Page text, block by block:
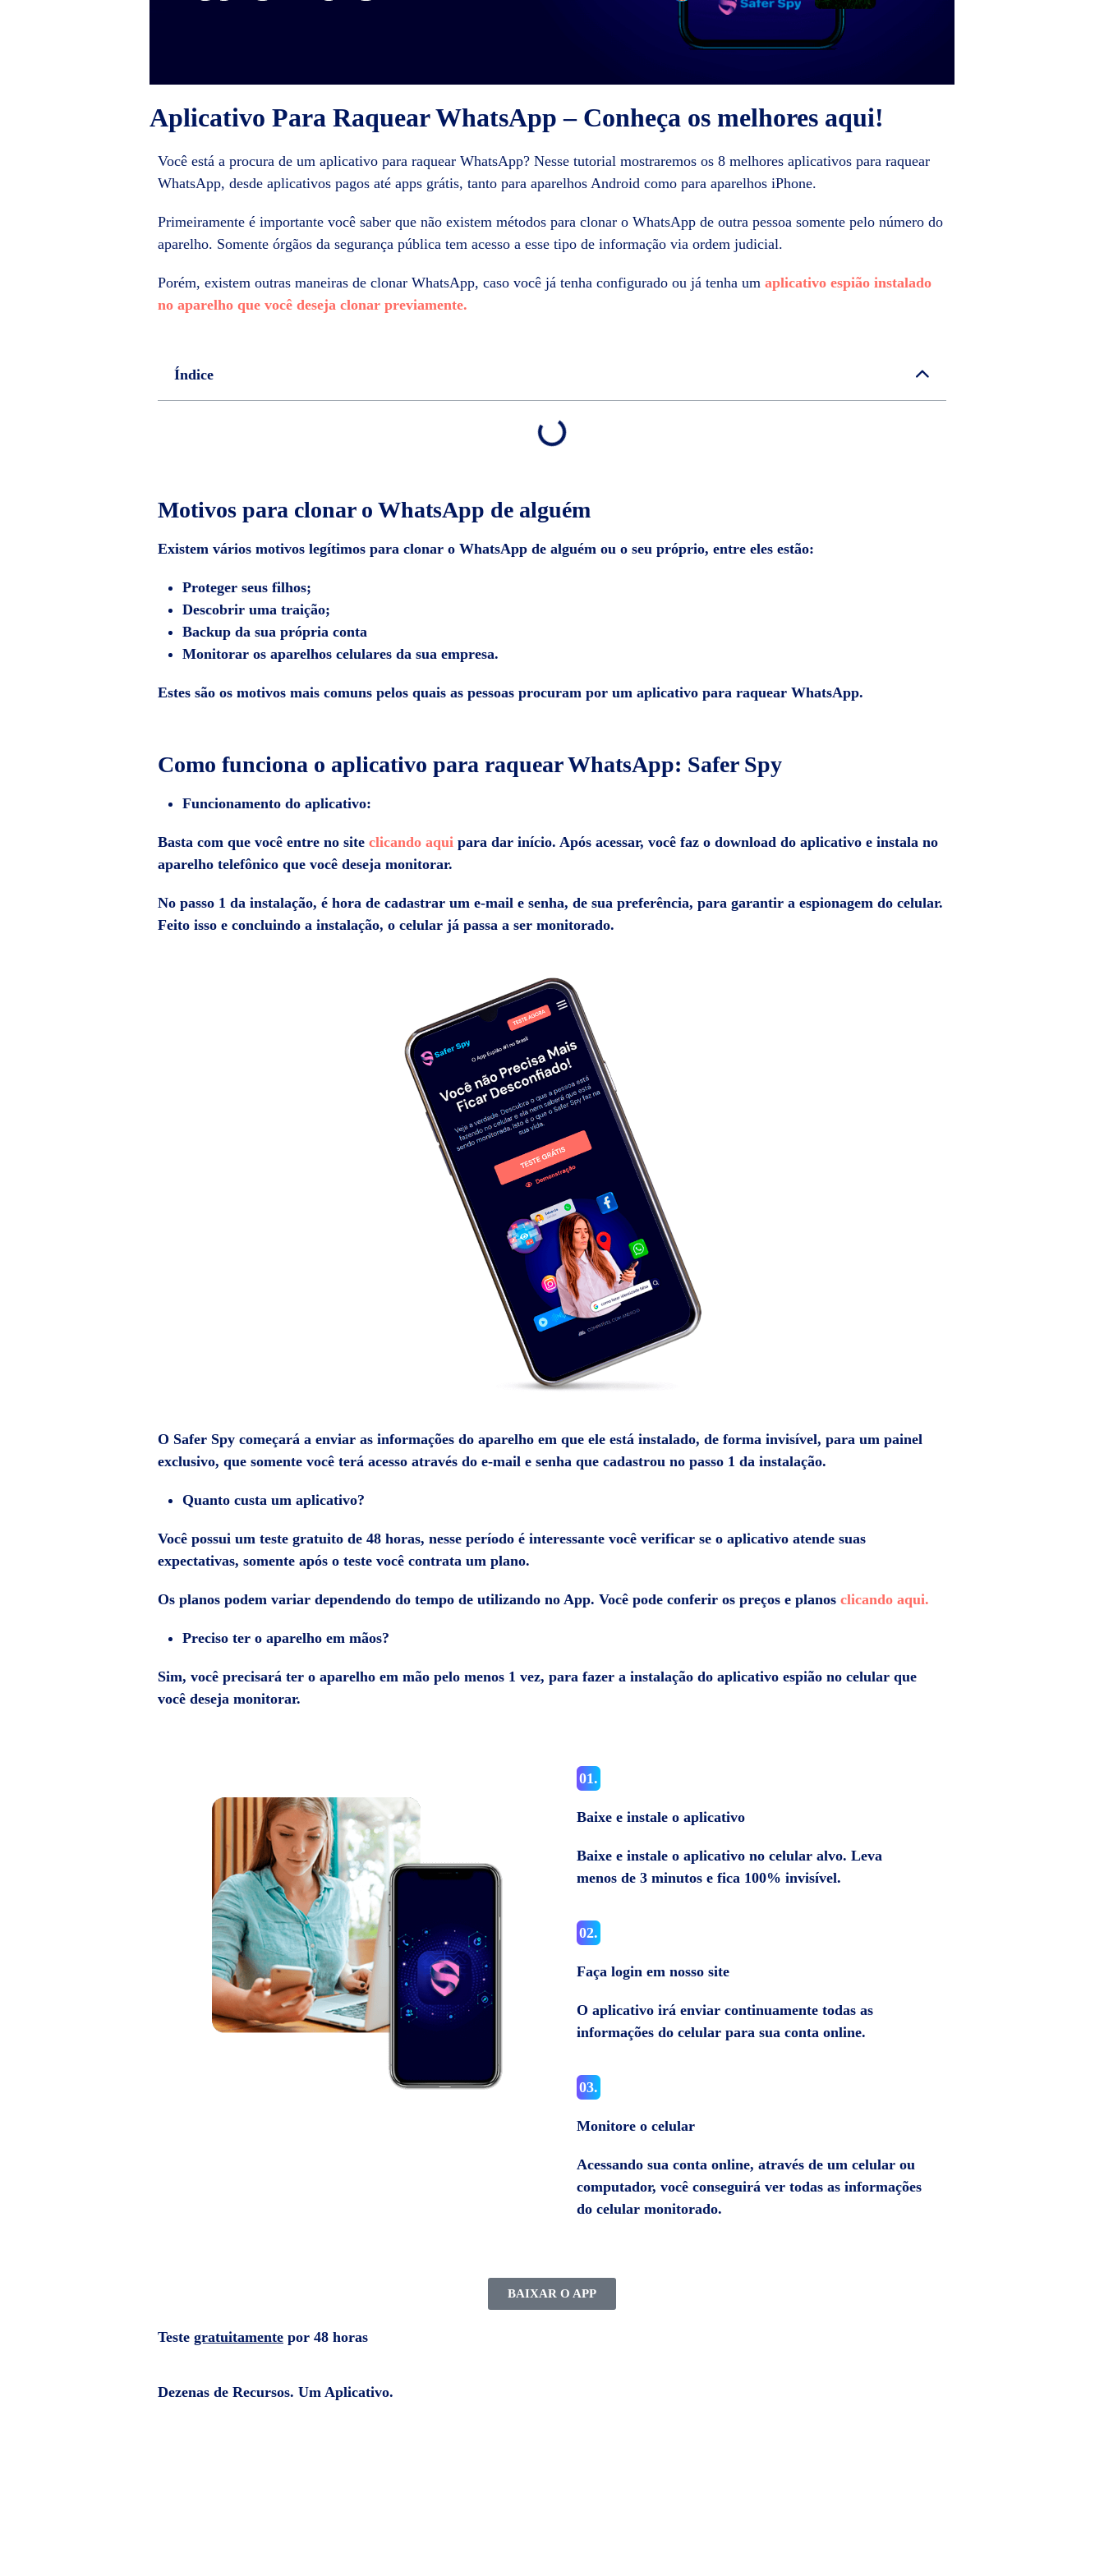
Aplicativo Para Raquear WhatsApp – Conheça os melhores aqui!
Você está a procura de um aplicativo para raquear WhatsApp? Nesse tutorial mostraremos os 8 melhores aplicativos para raquear
WhatsApp, desde aplicativos pagos até apps grátis, tanto para aparelhos Android como para aparelhos iPhone.
Primeiramente é importante você saber que não existem métodos para clonar o WhatsApp de outra pessoa somente pelo número do
aparelho. Somente órgãos da segurança pública tem acesso a esse tipo de informação via ordem judicial.
Porém, existem outras maneiras de clonar WhatsApp, caso você já tenha configurado ou já tenha um aplicativo espião instalado
no aparelho que você deseja clonar previamente.
Índice
Motivos para clonar o WhatsApp de alguém
Existem vários motivos legítimos para clonar o WhatsApp de alguém ou o seu próprio, entre eles estão:
Proteger seus filhos;
Descobrir uma traição;
Backup da sua própria conta
Monitorar os aparelhos celulares da sua empresa.
Estes são os motivos mais comuns pelos quais as pessoas procuram por um aplicativo para raquear WhatsApp.
Como funciona o aplicativo para raquear WhatsApp: Safer Spy
Funcionamento do aplicativo:
Basta com que você entre no site clicando aqui para dar início. Após acessar, você faz o download do aplicativo e instala no
aparelho telefônico que você deseja monitorar.
No passo 1 da instalação, é hora de cadastrar um e-mail e senha, de sua preferência, para garantir a espionagem do celular.
Feito isso e concluindo a instalação, o celular já passa a ser monitorado.
O Safer Spy começará a enviar as informações do aparelho em que ele está instalado, de forma invisível, para um painel
exclusivo, que somente você terá acesso através do e-mail e senha que cadastrou no passo 1 da instalação.
Quanto custa um aplicativo?
Você possui um teste gratuito de 48 horas, nesse período é interessante você verificar se o aplicativo atende suas
expectativas, somente após o teste você contrata um plano.
Os planos podem variar dependendo do tempo de utilizando no App. Você pode conferir os preços e planos clicando aqui.
Preciso ter o aparelho em mãos?
Sim, você precisará ter o aparelho em mão pelo menos 1 vez, para fazer a instalação do aplicativo espião no celular que
você deseja monitorar.
01.
Baixe e instale o aplicativo
Baixe e instale o aplicativo no celular alvo. Leva
menos de 3 minutos e fica 100% invisível.
02.
Faça login em nosso site
O aplicativo irá enviar continuamente todas as
informações do celular para sua conta online.
03.
Monitore o celular
Acessando sua conta online, através de um celular ou
computador, você conseguirá ver todas as informações
do celular monitorado.
BAIXAR O APP
Teste gratuitamente por 48 horas
Dezenas de Recursos. Um Aplicativo.